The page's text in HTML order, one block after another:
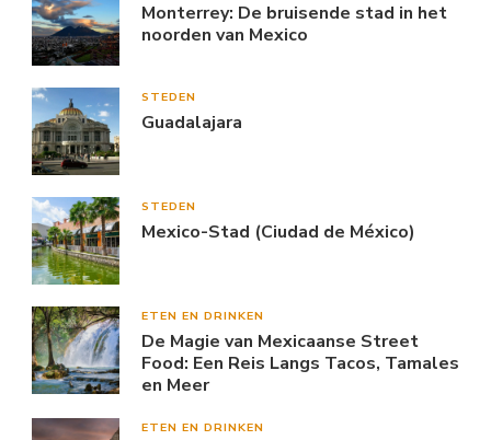
Monterrey: De bruisende stad in het
noorden van Mexico
STEDEN
Guadalajara
STEDEN
Mexico-Stad (Ciudad de México)
ETEN EN DRINKEN
De Magie van Mexicaanse Street
Food: Een Reis Langs Tacos, Tamales
en Meer
ETEN EN DRINKEN